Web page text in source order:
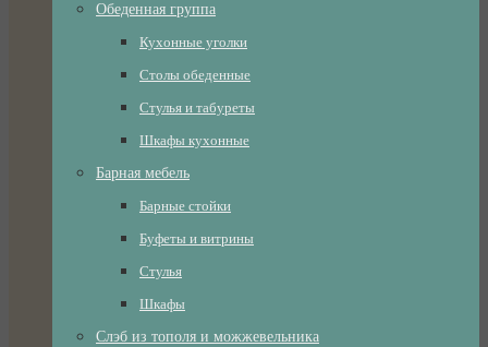
Обеденная группа
Кухонные уголки
Столы обеденные
Стулья и табуреты
Шкафы кухонные
Барная мебель
Барные стойки
Буфеты и витрины
Стулья
Шкафы
Слэб из тополя и можжевельника